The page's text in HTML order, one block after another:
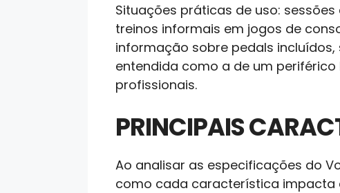
Situações práticas de uso:
treinos informais em jogos de
informação sobre pedals
entendida como a de um
profissionais.
PRINCIPAIS
Ao analisar as especificações do
como cada característica impacta